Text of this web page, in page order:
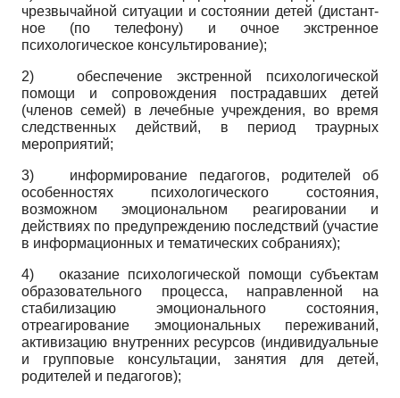
чрезвычайной ситуации и состоянии детей (дистант­
ное (по телефону) и очное экстренное
психологическое консультирование);
2) обеспечение экстренной психологической
помощи и сопровождения пострадавших детей
(членов семей) в лечебные учреждения, во время
следственных действий, в период траурных
мероприятий;
3) информирование педагогов, родителей об
особенностях психологического состояния,
возможном эмоциональном реагировании и
действиях по предупреждению последствий (участие
в информационных и тематических собраниях);
4) оказание психологической помощи субъектам
образовательного процесса, направленной на
стабилизацию эмоционального состояния,
отреагирование эмоциональных переживаний,
активизацию внутренних ресурсов (индивидуальные
и групповые консультации, занятия для детей,
родителей и педагогов);